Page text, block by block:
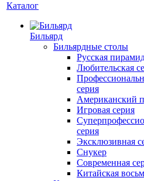
Каталог
Бильярд
Бильярдные столы
Русская
Любительская
серия
Американский
Игровая серия
серия
Эксклюзивная
Снукер
Современная
Китайская